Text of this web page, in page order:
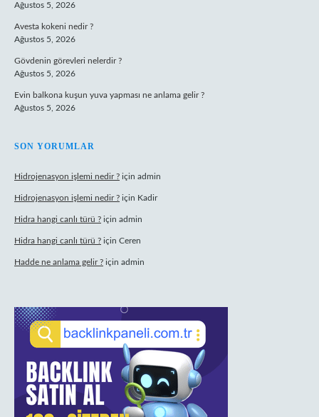
Ağustos 5, 2026
Avesta kokeni nedir ?
Ağustos 5, 2026
Gövdenin görevleri nelerdir ?
Ağustos 5, 2026
Evin balkona kuşun yuva yapması ne anlama gelir ?
Ağustos 5, 2026
SON YORUMLAR
Hidrojenasyon işlemi nedir ? için admin
Hidrojenasyon işlemi nedir ? için Kadir
Hidra hangi canlı türü ? için admin
Hidra hangi canlı türü ? için Ceren
Hadde ne anlama gelir ? için admin